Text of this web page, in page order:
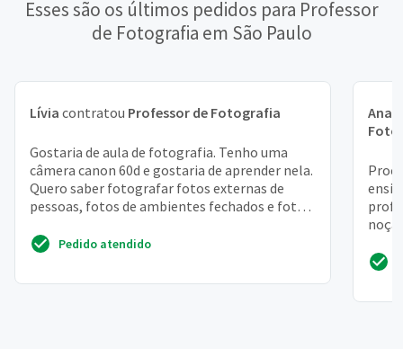
Esses são os últimos pedidos para Professor
de Fotografia em São Paulo
Lívia contratou Professor de Fotografia
Gostaria de aula de fotografia. Tenho uma
câmera canon 60d e gostaria de aprender nela.
Quero saber fotografar fotos externas de
pessoas, fotos de ambientes fechados e fotos
Pedido atendido
Ana